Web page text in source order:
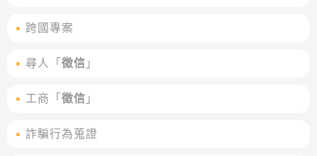
跨國專案
尋人「 徵信 」
工商「 徵信 」
詐騙行為蒐證